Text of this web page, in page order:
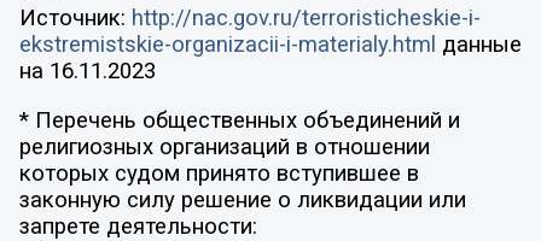
Источник: http://nac.gov.ru/terroristicheskie-i-
ekstremistskie-organizacii-i-materialy.html данные
на 16.11.2023
* Перечень общественных объединений и
религиозных организаций в отношении
которых судом принято вступившее в
законную силу решение о ликвидации или
запрете деятельности: